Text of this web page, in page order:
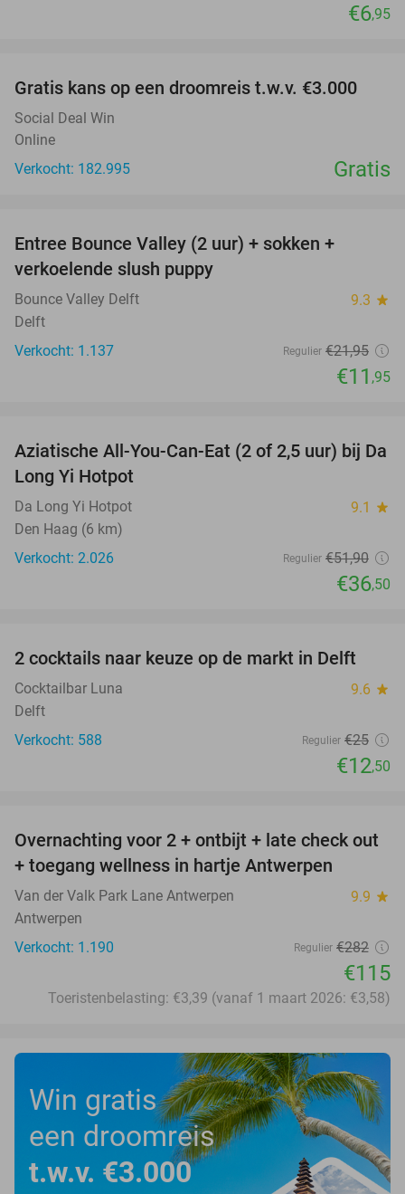
€6,95
Gratis kans op een droomreis t.w.v. €3.000
Social Deal Win
Online
Verkocht: 182.995
Gratis
Entree Bounce Valley (2 uur) + sokken +
verkoelende slush puppy
Bounce Valley Delft 9.3 star
Delft
Verkocht: 1.137
Regulier €21,95
€11 ,95
30%
Aziatische All-You-Can-Eat (2 of 2,5 uur) bij Da
Long Yi Hotpot
Da Long Yi Hotpot 9.1 star
Den Haag (6 km)
Verkocht: 2.026
Regulier €51,90
€36,50
50%
2 cocktails naar keuze op de markt in Delft
Cocktailbar Luna 9.6 star
Delft
Verkocht: 588
Regulier €25
€12,50
59%
Overnachting voor 2 + ontbijt + late check out
+ toegang wellness in hartje Antwerpen
Van der Valk Park Lane Antwerpen 9.9 star
Antwerpen
Verkocht: 1.190
Regulier €282
€115
Toeristenbelasting: €3,39 (vanaf 1 maart 2026: €3,58)
Win gratis
een droomreis
t.w.v. €3.000